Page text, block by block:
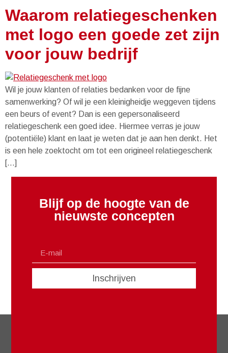
Waarom relatiegeschenken
met logo een goede zet zijn
voor jouw bedrijf
Wil je jouw klanten of relaties bedanken voor de fijne
samenwerking? Of wil je een kleinigheidje weggeven tijdens
een beurs of event? Dan is een gepersonaliseerd
relatiegeschenk een goed idee. Hiermee verras je jouw
(potentiële) klant en laat je weten dat je aan hen denkt. Het
is een hele zoektocht om tot een origineel relatiegeschenk
[…]
Blijf op de hoogte van de
nieuwste concepten
Inschrijven